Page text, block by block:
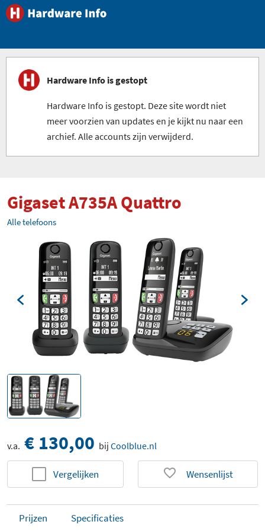
Hardware Info is gestopt
Hardware Info is gestopt. Deze site wordt niet
meer voorzien van updates en je kijkt nu naar een
archief. Alle accounts zijn verwijderd.
Gigaset A735A Quattro
Alle telefoons
v.a. € 130,00 bij Coolblue.nl
Vergelijken Wensenlijst
Prijzen Specificaties